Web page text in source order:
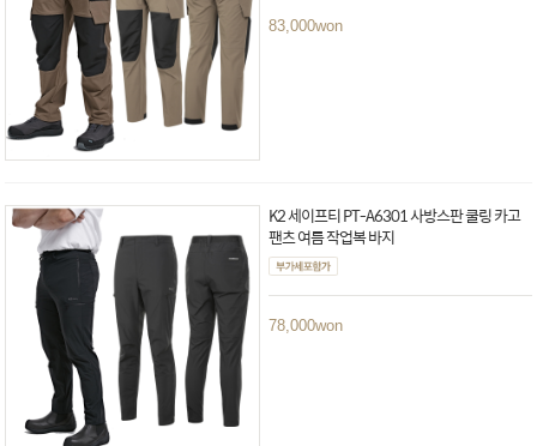
83,000won
K2 세이프티 PT-A6301 사방스판 쿨링 카고
팬츠 여름 작업복 바지
78,000won